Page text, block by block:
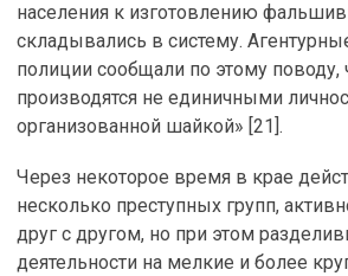
населения к изготовлению
складывались в систему.
полиции сообщали по этому поводу,
производятся не единичными
организованной шайкой» [21].
Через некоторое время в крае
несколько преступных групп,
друг с другом, но при этом
деятельности на мелкие и более